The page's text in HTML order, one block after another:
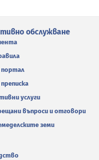
обслужване
услуги
въпроси и отговори
земи